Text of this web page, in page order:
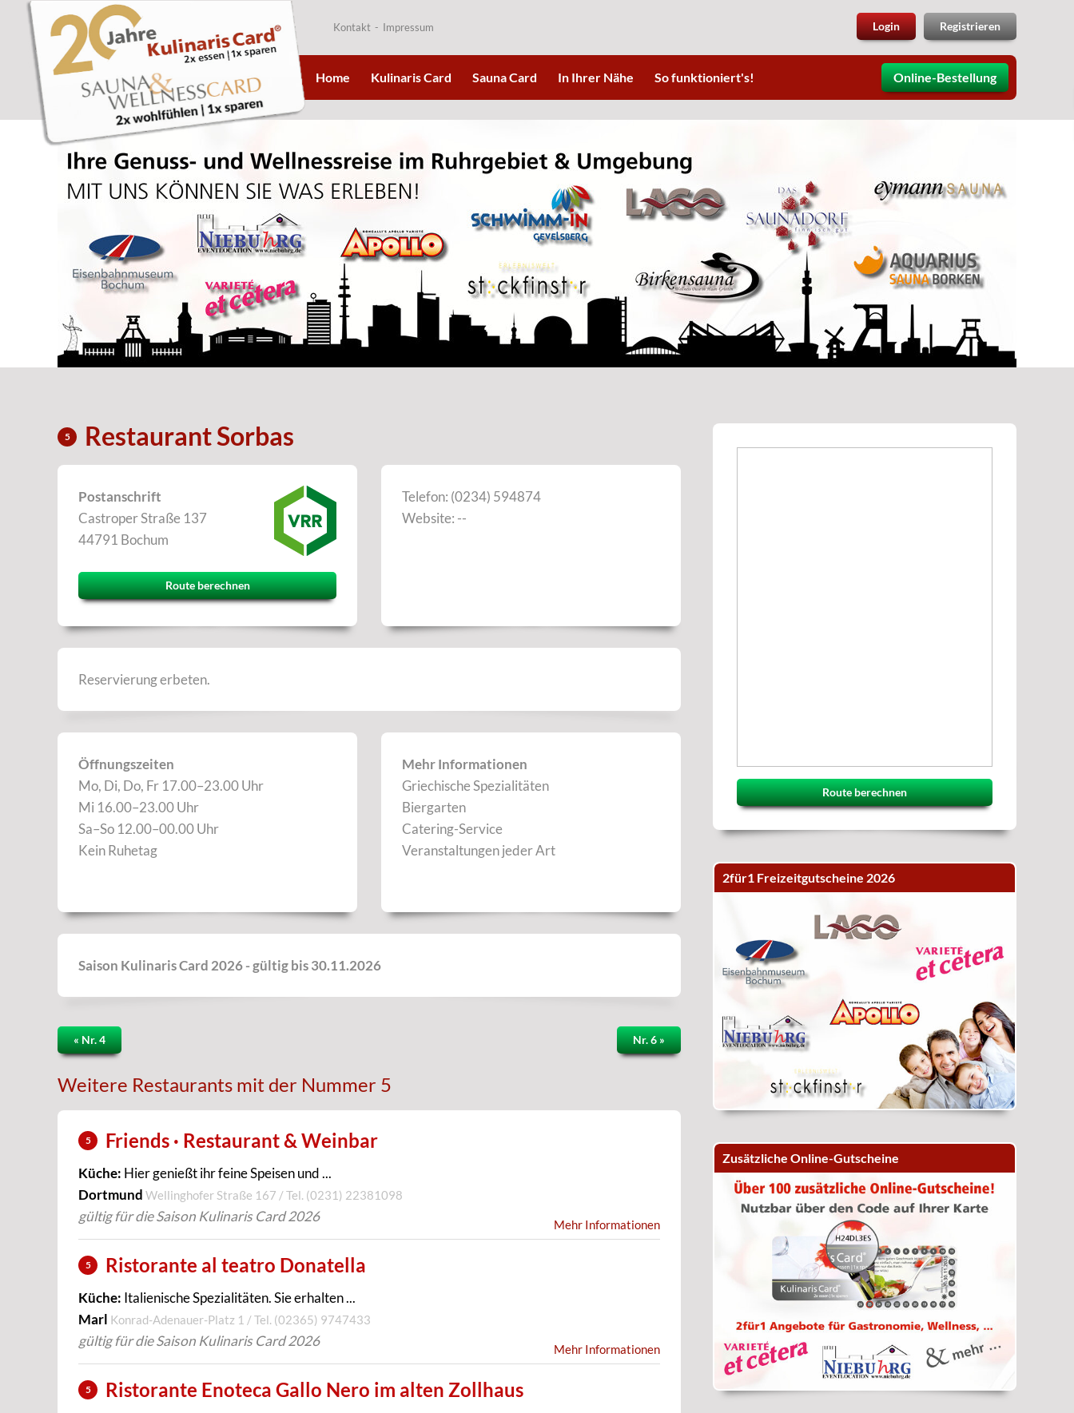
Login Registrieren
Kontakt Impressum
Online-Bestellung
Home Kulinaris Card Sauna Card In Ihrer Nähe So funktioniert's!
5 Restaurant Sorbas
Postanschrift
Castroper Straße 137
44791 Bochum
Route berechnen
Telefon: (0234) 594874
Website: --
Reservierung erbeten.
Öffnungszeiten
Mo, Di, Do, Fr 17.00–23.00 Uhr
Mi 16.00–23.00 Uhr
Sa–So 12.00–00.00 Uhr
Kein Ruhetag
Mehr Informationen
Griechische Spezialitäten
Biergarten
Catering-Service
Veranstaltungen jeder Art
Saison Kulinaris Card 2026 - gültig bis 30.11.2026
« Nr. 4 Nr. 6 »
Weitere Restaurants mit der Nummer 5
5 Friends · Restaurant & Weinbar
Küche: Hier genießt ihr feine Speisen und ...
Dortmund Wellinghofer Straße 167 / Tel. (0231) 22381098
gültig für die Saison Kulinaris Card 2026
Mehr Informationen
5 Ristorante al teatro Donatella
Küche: Italienische Spezialitäten. Sie erhalten ...
Marl Konrad-Adenauer-Platz 1 / Tel. (02365) 9747433
gültig für die Saison Kulinaris Card 2026
Mehr Informationen
5 Ristorante Enoteca Gallo Nero im alten Zollhaus
Route berechnen
2für1 Freizeitgutscheine 2026
Zusätzliche Online-Gutscheine